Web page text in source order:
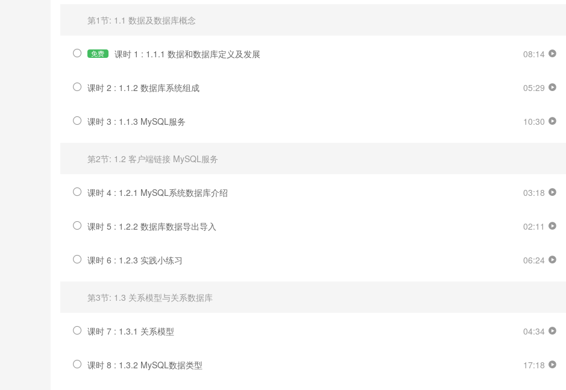
第1节: 1.1 数据及数据库概念
免费 课时 1 : 1.1.1 数据和数据库定义及发展 08:14
课时 2 : 1.1.2 数据库系统组成 05:29
课时 3 : 1.1.3 MySQL服务 10:30
第2节: 1.2 客户端链接 MySQL服务
课时 4 : 1.2.1 MySQL系统数据库介绍 03:18
课时 5 : 1.2.2 数据库数据导出导入 02:11
课时 6 : 1.2.3 实践小练习 06:24
第3节: 1.3 关系模型与关系数据库
课时 7 : 1.3.1 关系模型 04:34
课时 8 : 1.3.2 MySQL数据类型 17:18